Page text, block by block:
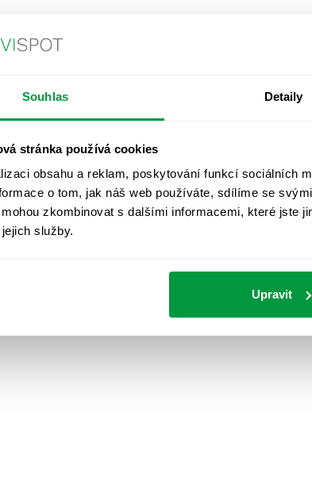
Souhlas Detaily
stránka používá cookies
obsahu a reklam, poskytování funkcí sociálních
o tom, jak náš web používáte, sdílíme se
zkombinovat s dalšími informacemi, které jste
služby.
Upravit